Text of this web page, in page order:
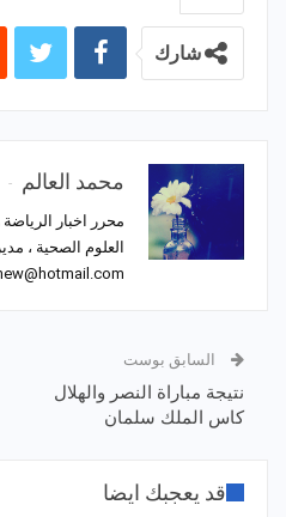
شارك
محمد العالم
محرر اخبار
العلوم الصحية ،
السابق بوست
نتيجة مباراة النصر والهلال
كاس الملك سلمان
قد يعجبك ايضا